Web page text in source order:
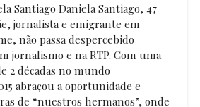
Santiago Daniela Santiago, 47
jornalista e emigrante em
não passa despercebido
jornalismo e na RTP. Com uma
2 décadas no mundo
abraçou a oportunidade e
de “nuestros hermanos”, onde